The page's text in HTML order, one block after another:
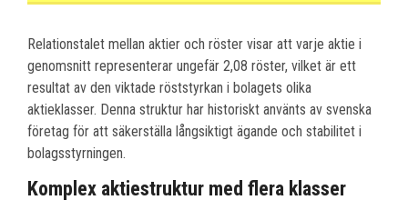
Relationstalet mellan aktier och röster visar att varje aktie i
genomsnitt representerar ungefär 2,08 röster, vilket är ett
resultat av den viktade röststyrkan i bolagets olika
aktieklasser. Denna struktur har historiskt använts av svenska
företag för att säkerställa långsiktigt ägande och stabilitet i
bolagsstyrningen.
Komplex aktiestruktur med flera klasser